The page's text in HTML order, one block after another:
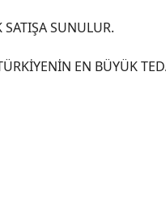
SUNULUR.
EN BÜYÜK